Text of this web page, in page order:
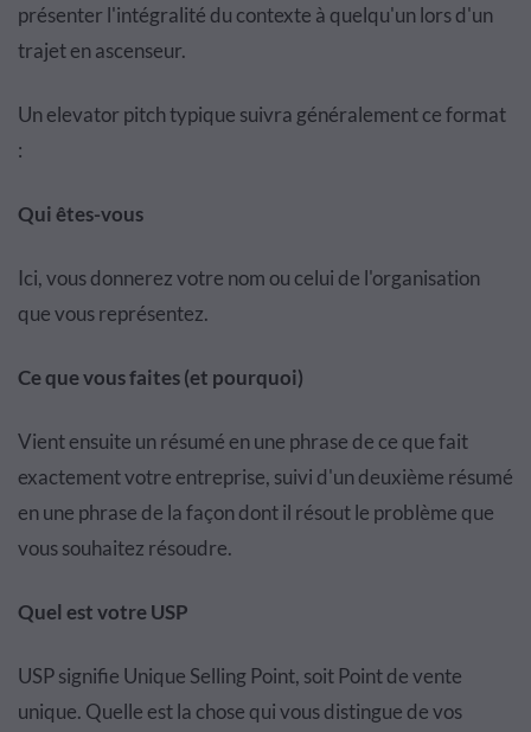
présenter l'intégralité du contexte à quelqu'un lors d'un
trajet en ascenseur.
Un elevator pitch typique suivra généralement ce format
:
Qui êtes-vous
Ici, vous donnerez votre nom ou celui de l'organisation
que vous représentez.
Ce que vous faites (et pourquoi)
Vient ensuite un résumé en une phrase de ce que fait
exactement votre entreprise, suivi d'un deuxième résumé
en une phrase de la façon dont il résout le problème que
vous souhaitez résoudre.
Quel est votre USP
USP signifie Unique Selling Point, soit Point de vente
unique. Quelle est la chose qui vous distingue de vos